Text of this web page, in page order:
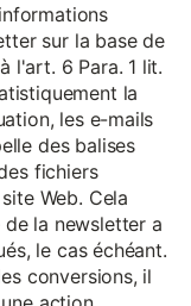
sur la base de
l'art. 6 Para. 1 lit.
la
les e-mails
des balises
fichiers
Web. Cela
la newsletter a
le cas échéant.
conversions, il